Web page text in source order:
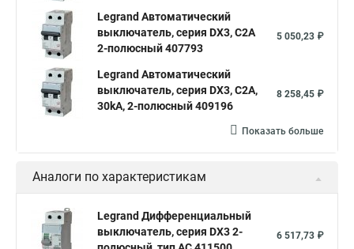
Legrand Автоматический
выключатель, серия DX3, С2A
2-полюсный 407793
5 050,23 ₽
Legrand Автоматический
выключатель, серия DX3, С2A,
30kA, 2-полюсный 409196
8 258,45 ₽
Показать больше
Аналоги по характеристикам
Legrand Дифференциальный
выключатель, серия DX3 2-
6 517,73 ₽